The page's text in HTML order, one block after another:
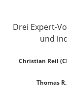
Drei Expert-
und
Christian Reil
Thomas